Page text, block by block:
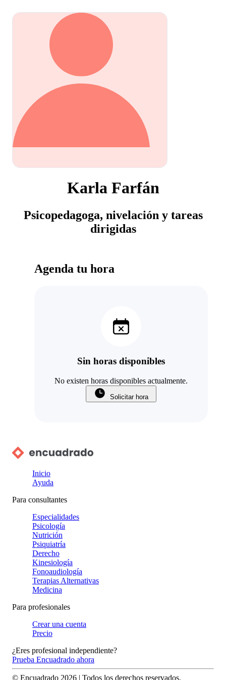
Karla Farfán
Psicopedagoga, nivelación y tareas
dirigidas
Agenda tu hora
Sin horas disponibles
No existen horas disponibles actualmente.
Solicitar hora
Inicio
Ayuda
Para consultantes
Especialidades
Psicología
Nutrición
Psiquiatría
Derecho
Kinesiología
Fonoaudiología
Terapias Alternativas
Medicina
Para profesionales
Crear una cuenta
Precio
¿Eres profesional independiente?
Prueba Encuadrado ahora
© Encuadrado 2026 | Todos los derechos reservados.